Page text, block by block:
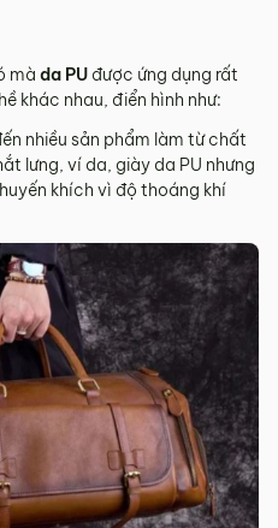
mà da PU được ứng dụng rất
khác nhau, điển hình như:
nhiều sản phẩm làm từ chất
lưng, ví da, giày da PU nhưng
khích vì độ thoáng khí